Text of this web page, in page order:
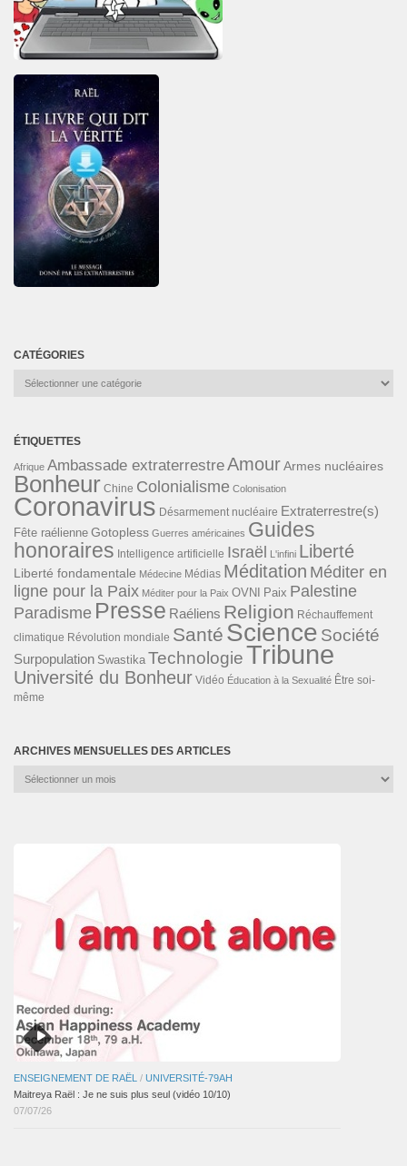
CATÉGORIES
Catégories
ÉTIQUETTES
Afrique Ambassade extraterrestreAmourArmes nucléaires
Bonheur Chine Colonialisme Colonisation
Coronavirus Désarmement nucléaire Extraterrestre(s)
Fête raélienne Gotopless Guerres américaines Guides
honoraires Intelligence artificielle Israël L'infini Liberté
Liberté fondamentale Médecine Médias Méditation Méditer en
ligne pour la Paix Méditer pour la Paix OVNI Paix Palestine
Paradisme Presse Raéliens Religion Réchauffement
climatique Révolution mondiale Santé Science Société
Surpopulation Swastika TechnologieTribune
Université du Bonheur Vidéo Éducation à la Sexualité Être soi-
même
ARCHIVES MENSUELLES DES ARTICLES
Archives
ENSEIGNEMENT DE RAËL / UNIVERSITÉ-79AH
Maitreya Raël : Je ne suis plus seul (vidéo 10/10)
07/07/26